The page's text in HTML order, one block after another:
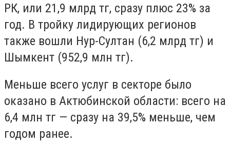
РК, или 21,9 млрд тг, сразу плюс 23% за
год. В тройку лидирующих регионов
также вошли Нур-Султан (6,2 млрд тг) и
Шымкент (952,9 млн тг).
Меньше всего услуг в секторе было
оказано в Актюбинской области: всего на
6,4 млн тг — сразу на 39,5% меньше, чем
годом ранее.